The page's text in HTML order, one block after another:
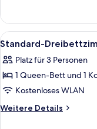
Nichtraucher
anzeigen
Doppelzimmer,
Queen-
Nichtraucher
Alle
Fotos
für
Standard-
Dreibettzimmer,
Mehrere
4
Standard-
Platz für 3 Personen
1 Queen-Bett und 1
Kostenloses WLAN
Weitere Details
Weitere